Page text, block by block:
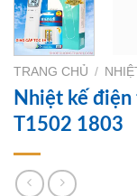
TRANG CHỦ /
Nhiệt kế điện
T1502 1803